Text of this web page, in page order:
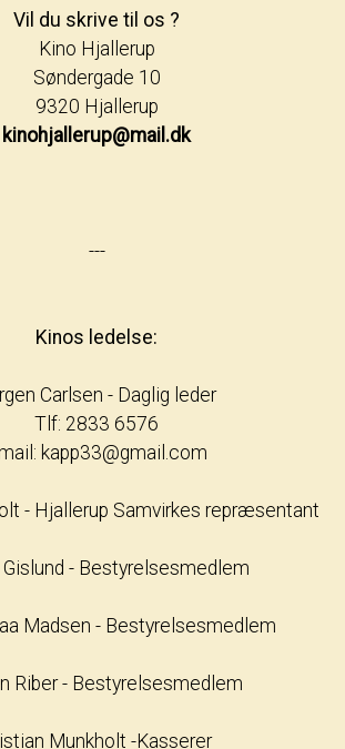
Vil du skrive til os ?
Kino Hjallerup
Søndergade 10
9320 Hjallerup
kinohjallerup@mail.dk
---
Kinos ledelse:
Carlsen - Daglig leder
Tlf: 2833 6576
kapp33@gmail.com
- Hjallerup Samvirkes repræsentant
- Bestyrelsesmedlem
Madsen - Bestyrelsesmedlem
Riber - Bestyrelsesmedlem
Munkholt -Kasserer